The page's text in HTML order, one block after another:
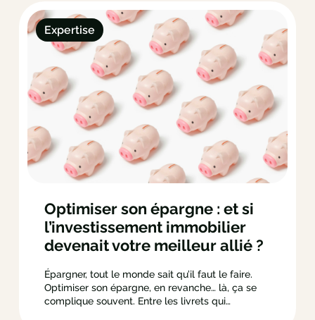
épingle du…
Expertise
Optimiser son épargne : et si
l’investissement immobilier
devenait votre meilleur allié ?
Épargner, tout le monde sait qu’il faut le faire.
Optimiser son épargne, en revanche… là, ça se
complique souvent. Entre les livrets qui